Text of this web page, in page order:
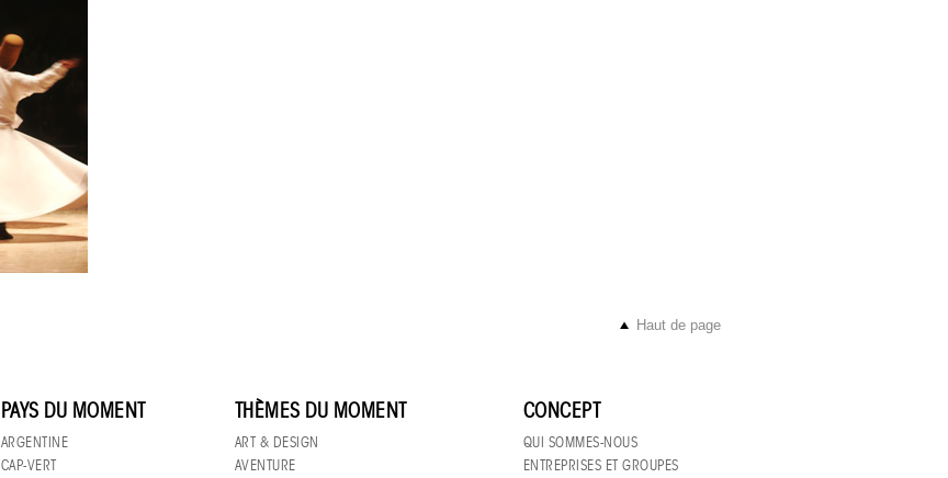
Haut de page
PAYS DU MOMENT
ARGENTINE
CAP-VERT
THÈMES DU MOMENT
ART & DESIGN
AVENTURE
CONCEPT
QUI SOMMES-NOUS
ENTREPRISES ET GROUPES